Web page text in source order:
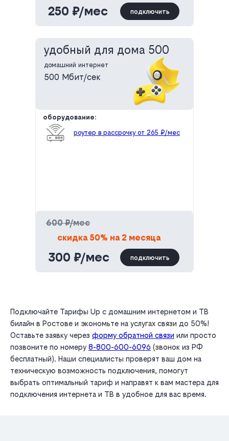
250 ₽/мес подключить
домашний интернет
500 Мбит/сек
300 ₽/мес
600 ₽/мес
скидка 50% на 2 месяца
роутер в рассрочку от 265 ₽/мес
оборудование:
подключить
удобный для дома 500
Подключайте Тарифы Up с домашним интернетом и ТВ
билайн в Ростове и экономьте на услугах связи до 50%!
Оставьте заявку через форму обратной связи или просто
позвоните по номеру 8-800-600-6096 (звонок из РФ
бесплатный). Наши специалисты проверят ваш дом на
техническую возможность подключения, помогут
выбрать оптимальный тариф и направят к вам мастера для
подключения интернета и ТВ в удобное для вас время.